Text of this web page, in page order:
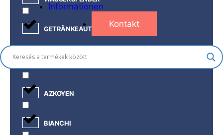
Informationen
Kontakt
GETRÄNKEAUTOMAT
Hersteller
AZKOYEN
BIANCHI